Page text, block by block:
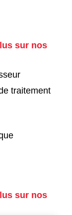
sur nos
traitement
sur nos